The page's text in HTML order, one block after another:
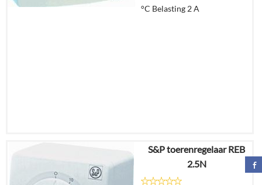
°C Belasting 2 A
€183,68
S&P toerenregelaar REB
2.5N